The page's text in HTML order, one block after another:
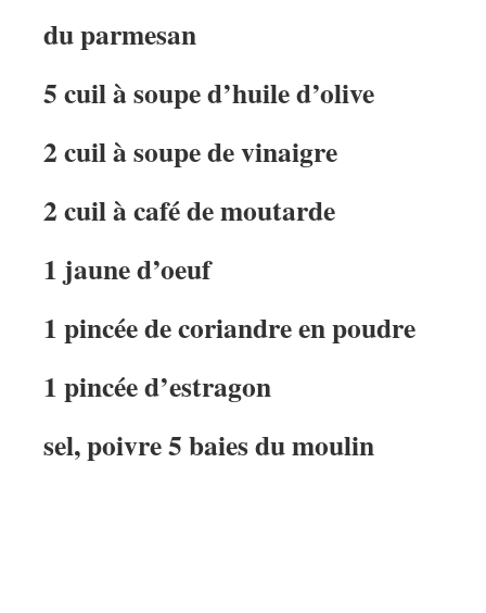
du parmesan
5 cuil à soupe d’huile d’olive
2 cuil à soupe de vinaigre
2 cuil à café de moutarde
1 jaune d’oeuf
1 pincée de coriandre en poudre
1 pincée d’estragon
sel, poivre 5 baies du moulin